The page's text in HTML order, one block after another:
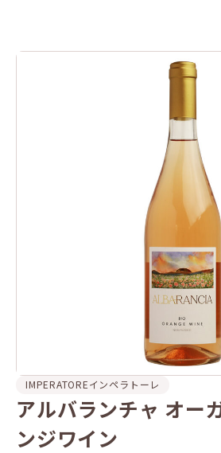
IMPERATOREインペラトーレ
アルバランチャ オー
ンジワイン